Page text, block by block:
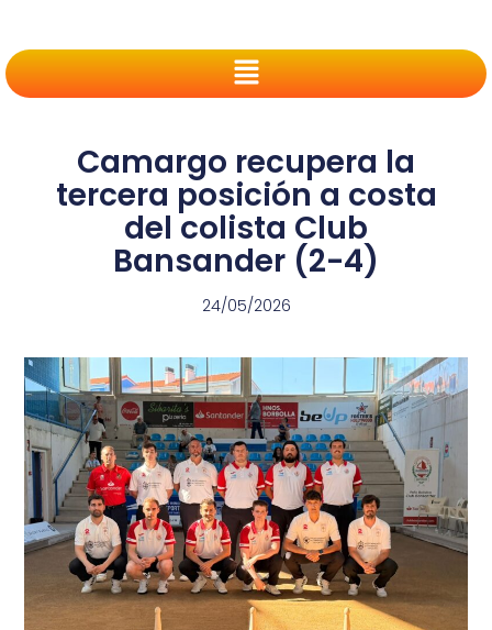
Camargo recupera la
tercera posición a costa
del colista Club
Bansander (2-4)
24/05/2026